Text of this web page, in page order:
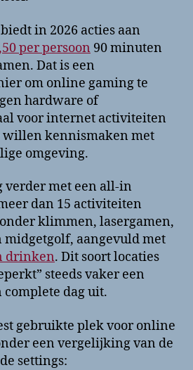
in 2026 acties aan
per persoon 90 minuten
Dat is een
om online gaming te
hardware of
voor internet activiteiten
kennismaken met
omgeving.
verder met een all-in
dan 15 activiteiten
klimmen, lasergamen,
midgetgolf, aangevuld met
drinken. Dit soort locaties
steeds vaker een
complete dag uit.
gebruikte plek voor online
een vergelijking van de
settings: